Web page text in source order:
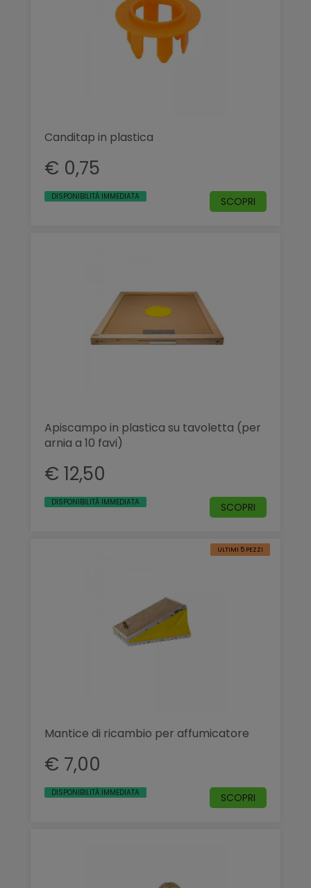
Canditap in plastica
€ 0,75
DISPONIBILITÀ IMMEDIATA SCOPRI
Apiscampo in plastica su tavoletta (per
arnia a 10 favi)
€ 12,50
DISPONIBILITÀ IMMEDIATA SCOPRI
ULTIMI 5 PEZZI
Mantice di ricambio per affumicatore
€ 7,00
DISPONIBILITÀ IMMEDIATA SCOPRI